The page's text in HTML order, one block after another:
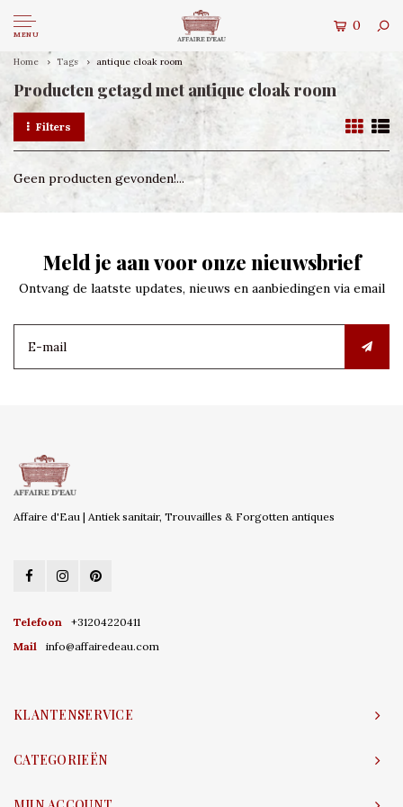
MENU
0
Home Tags antique cloak room
Producten getagd met antique cloak room
Filters
Geen producten gevonden!...
Meld je aan voor onze nieuwsbrief
Ontvang de laatste updates, nieuws en aanbiedingen via email
Affaire d'Eau | Antiek sanitair, Trouvailles & Forgotten antiques
Telefoon
+31204220411
Mail
info@affairedeau.com
KLANTENSERVICE
CATEGORIEËN